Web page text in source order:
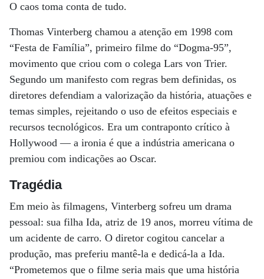
O caos toma conta de tudo.
Thomas Vinterberg chamou a atenção em 1998 com
“Festa de Família”, primeiro filme do “Dogma-95”,
movimento que criou com o colega Lars von Trier.
Segundo um manifesto com regras bem definidas, os
diretores defendiam a valorização da história, atuações e
temas simples, rejeitando o uso de efeitos especiais e
recursos tecnológicos. Era um contraponto crítico à
Hollywood — a ironia é que a indústria americana o
premiou com indicações ao Oscar.
Tragédia
Em meio às filmagens, Vinterberg sofreu um drama
pessoal: sua filha Ida, atriz de 19 anos, morreu vítima de
um acidente de carro. O diretor cogitou cancelar a
produção, mas preferiu mantê-la e dedicá-la a Ida.
“Prometemos que o filme seria mais que uma história